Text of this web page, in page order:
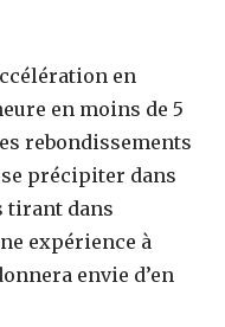
en
en moins de 5
rebondissements
précipiter dans
tirant dans
expérience à
envie d’en